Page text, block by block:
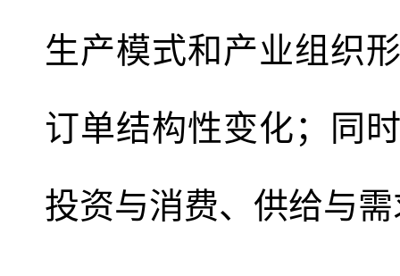
生产模式和产业组织
订单结构性变化；同
投资与消费、供给与